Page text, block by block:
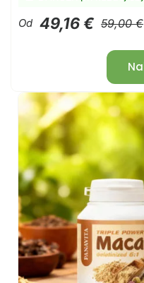
Od 49,16 € 59,00 €